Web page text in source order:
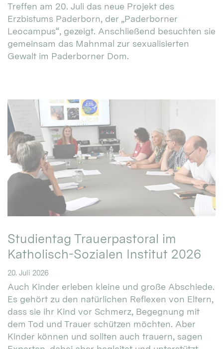
Treffen am 20. Juli das neue Projekt des
Erzbistums Paderborn, der „Paderborner
Leocampus“, gezeigt. Anschließend besuchten sie
gemeinsam das Mahnmal zur sexualisierten
Gewalt im Paderborner Dom.
Studientag Trauerpastoral im
Katholisch-Sozialen Institut 2026
20. Juli 2026
Auch Kinder erleben kleine und große Abschiede.
Es gehört zu den natürlichen Reflexen von Eltern,
dass sie ihr Kind vor Schmerz, Begegnung mit
dem Tod und Trauer schützen möchten. Aber
Kinder können und sollten auch trauern, sagen